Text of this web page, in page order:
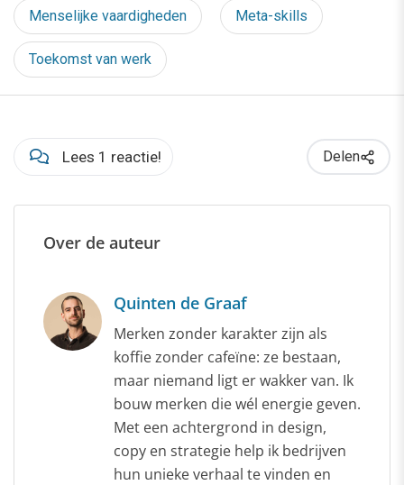
Menselijke vaardigheden Meta-skills
Toekomst van werk
Lees 1 reactie! Delen
Over de auteur
Quinten de Graaf
Merken zonder karakter zijn als
koffie zonder cafeïne: ze bestaan,
maar niemand ligt er wakker van. Ik
bouw merken die wél energie geven.
Met een achtergrond in design,
copy en strategie help ik bedrijven
hun unieke verhaal te vinden en